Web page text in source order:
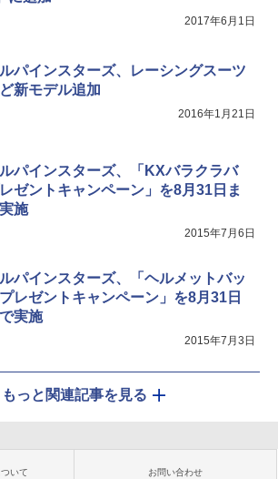
2017年6月1日
パインスターズ、レーシングスーツ
新モデル追加
2016年1月21日
パインスターズ、「KXバラクラバ
ゼントキャンペーン」を8月31日ま
施
2015年7月6日
パインスターズ、「ヘルメットバッ
レゼントキャンペーン」を8月31日
実施
2015年7月3日
もっと関連記事を見る
いて お問い合わせ